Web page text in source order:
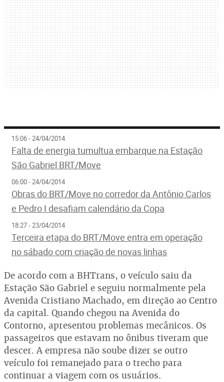
15:06 - 24/04/2014
Falta de energia tumultua embarque na Estação
São Gabriel BRT/Move
06:00 - 24/04/2014
Obras do BRT/Move no corredor da Antônio Carlos
e Pedro I desafiam calendário da Copa
18:27 - 23/04/2014
Terceira etapa do BRT/Move entra em operação
no sábado com criação de novas linhas
De acordo com a BHTrans, o veículo saiu da
Estação São Gabriel e seguiu normalmente pela
Avenida Cristiano Machado, em direção ao Centro
da capital. Quando chegou na Avenida do
Contorno, apresentou problemas mecânicos. Os
passageiros que estavam no ônibus tiveram que
descer. A empresa não soube dizer se outro
veículo foi remanejado para o trecho para
continuar a viagem com os usuários.